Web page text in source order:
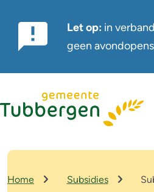
Belangrijke
notificatie
Let op: in
geen
Kruimelpad
Home Subsidies